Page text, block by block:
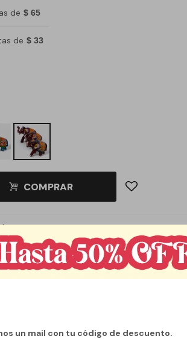
un mail con tu código de descuento.
de $ 65
de $ 33
COMPRAR